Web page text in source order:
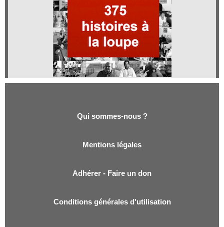
Qui sommes-nous ?
Mentions légales
Adhérer - Faire un don
Conditions générales d'utilisation